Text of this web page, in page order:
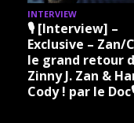
INTERVIEW
🎙 [Interview] –
Exclusive – Zan/
le grand retour
Zinny J. Zan &
Cody ! par le